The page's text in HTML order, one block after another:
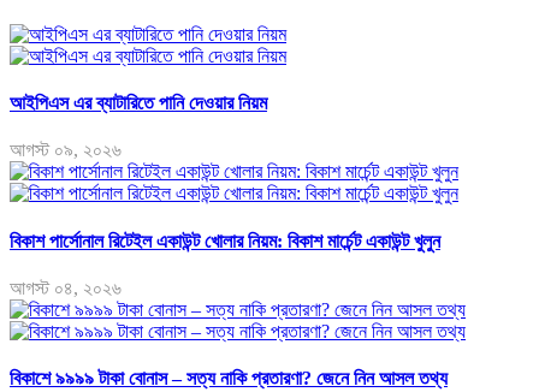
আইপিএস এর ব্যাটারিতে পানি দেওয়ার নিয়ম
আগস্ট ০৯, ২০২৬
বিকাশ পার্সোনাল রিটেইল একাউন্ট খোলার নিয়ম: বিকাশ মার্চেন্ট একাউন্ট খুলুন
আগস্ট ০৪, ২০২৬
বিকাশে ৯৯৯৯ টাকা বোনাস – সত্য নাকি প্রতারণা? জেনে নিন আসল তথ্য